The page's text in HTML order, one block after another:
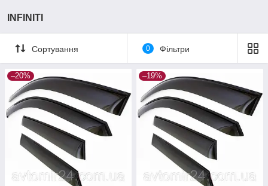
INFINITI
Сортування 0 Фільтри
–20% –19%